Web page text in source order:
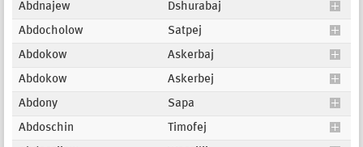
Abdnajew
Dshurabaj
Abdocholow
Satpej
Abdokow
Askerbaj
Abdokow
Askerbej
Abdony
Sapa
Abdoschin
Timofej